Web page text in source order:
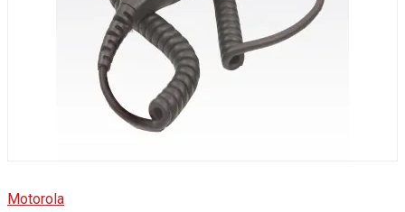
Motorola